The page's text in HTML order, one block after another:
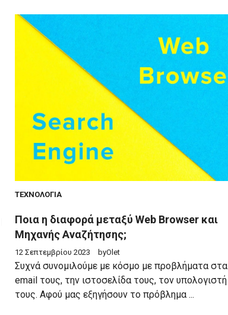
ΤΕΧΝΟΛΟΓΊΑ
Ποια η διαφορά μεταξύ Web Browser και
Μηχανής Αναζήτησης;
12 Σεπτεμβρίου 2023 byOlet
Συχνά συνομιλούμε με κόσμο με προβλήματα στα
email τους, την ιστοσελίδα τους, τον υπολογιστή
τους. Αφού μας εξηγήσουν το πρόβλημα ...